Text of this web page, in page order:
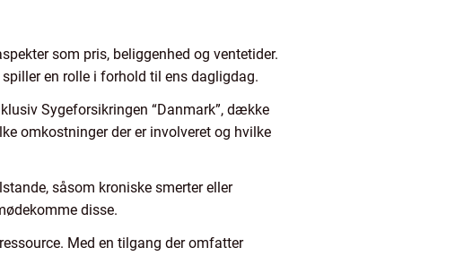
som pris, beliggenhed og ventetider.
en rolle i forhold til ens dagligdag.
Sygeforsikringen “Danmark”, dække
omkostninger der er involveret og hvilke
såsom kroniske smerter eller
disse.
Med en tilgang der omfatter